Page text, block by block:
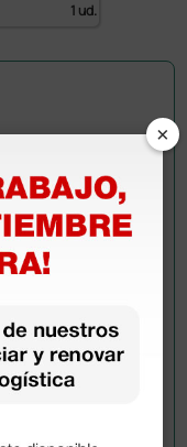
1 ud.
colegas que ya
×